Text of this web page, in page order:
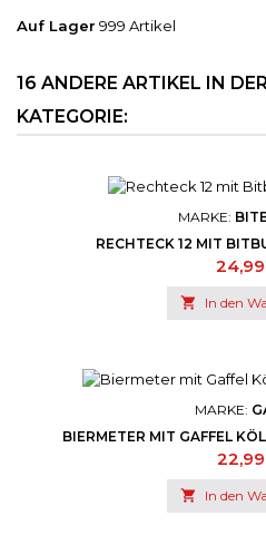
Auf Lager 999 Artikel
16 ANDERE ARTIKEL IN
KATEGORIE:
MARKE:
RECHTECK 12 MIT
Preis
 In den
MARKE:
BIERMETER MIT GAFFEL
Preis
 In den